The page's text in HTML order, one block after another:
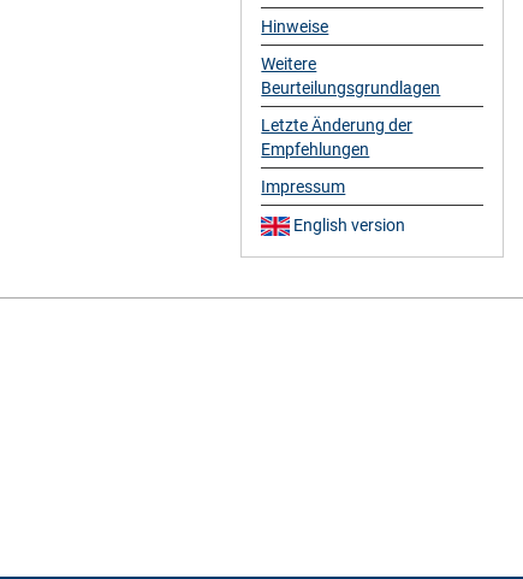
Hinweise
Weitere
Beurteilungsgrundlagen
Letzte Änderung der
Empfehlungen
Impressum
English version